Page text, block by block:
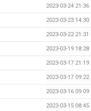
2023-03-24 21:36
2023-03-23 14:30
2023-03-22 21:31
2023-03-19 18:28
2023-03-17 21:19
2023-03-17 09:22
2023-03-16 09:09
2023-03-15 08:45